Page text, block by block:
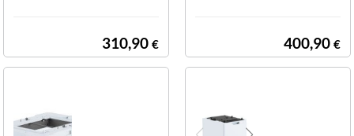
310,90 € 400,90 €